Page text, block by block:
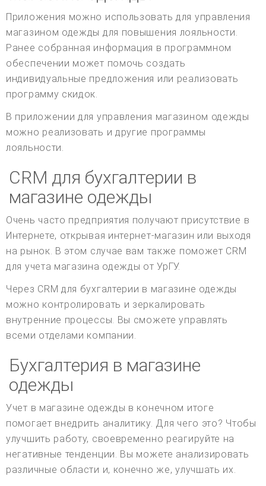
Приложения можно использовать для управления
магазином одежды для повышения лояльности.
Ранее собранная информация в программном
обеспечении может помочь создать
индивидуальные предложения или реализовать
программу скидок.
В приложении для управления магазином одежды
можно реализовать и другие программы
лояльности.
CRM для бухгалтерии в
магазине одежды
Очень часто предприятия получают присутствие в
Интернете, открывая интернет-магазин или выходя
на рынок. В этом случае вам также поможет CRM
для учета магазина одежды от УрГУ.
Через CRM для бухгалтерии в магазине одежды
можно контролировать и зеркалировать
внутренние процессы. Вы сможете управлять
всеми отделами компании.
Бухгалтерия в магазине
одежды
Учет в магазине одежды в конечном итоге
помогает внедрить аналитику. Для чего это? Чтобы
улучшить работу, своевременно реагируйте на
негативные тенденции. Вы можете анализировать
различные области и, конечно же, улучшать их.